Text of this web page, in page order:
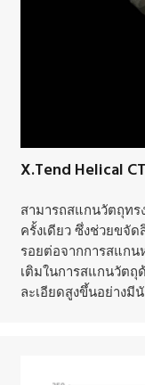
X.Tend Helical CT
สามารถสแกนวัตถุทร
ครั้งเดียว ซึ่งช่วยขจั
รอยต่อจากการสแกน
เติมในการสแกนวัตถุ
ละเอียดสูงขึ้นอย่างมี